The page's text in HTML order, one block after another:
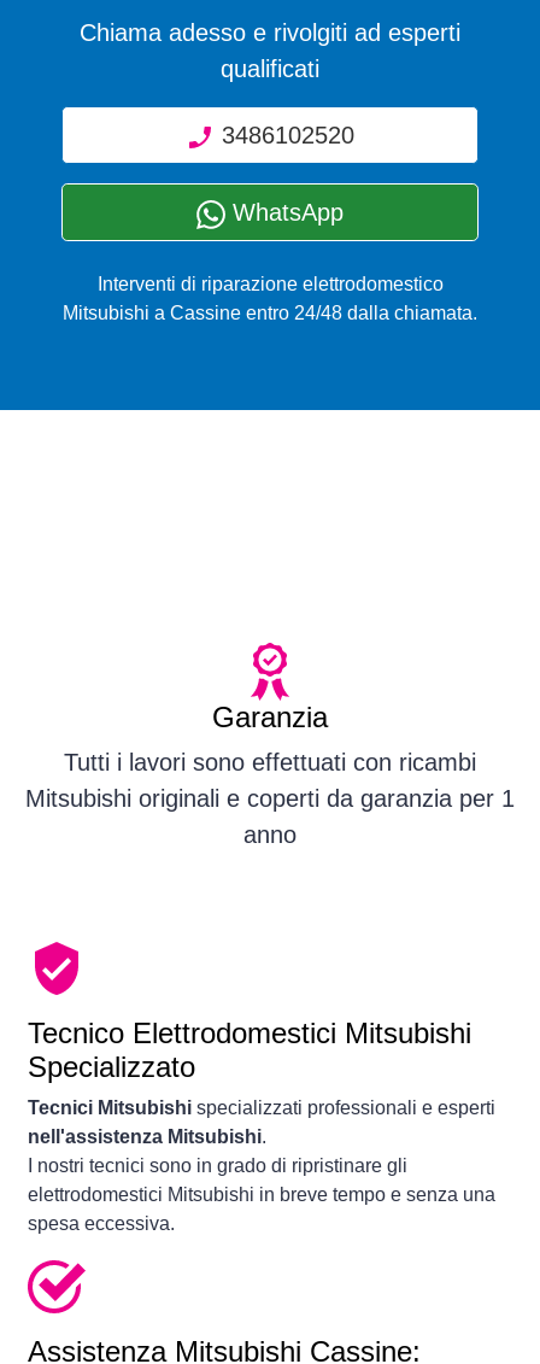
Chiama adesso e rivolgiti ad esperti
qualificati
3486102520
WhatsApp
Interventi di riparazione elettrodomestico
Mitsubishi a Cassine entro 24/48 dalla chiamata.
Garanzia
Tutti i lavori sono effettuati con ricambi
Mitsubishi originali e coperti da garanzia per 1
anno
Tecnico Elettrodomestici Mitsubishi
Specializzato
Tecnici Mitsubishi specializzati professionali e esperti
nell'assistenza Mitsubishi.
I nostri tecnici sono in grado di ripristinare gli
elettrodomestici Mitsubishi in breve tempo e senza una
spesa eccessiva.
Assistenza Mitsubishi Cassine: